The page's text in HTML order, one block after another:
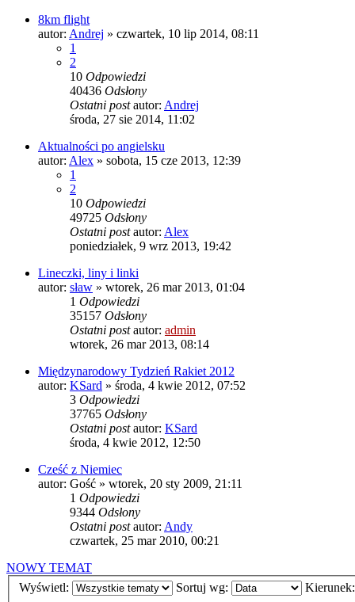
8km flight
autor: Andrej » czwartek, 10 lip 2014, 08:11
1
2
10 Odpowiedzi
40436 Odsłony
Ostatni postautor: Andrej
środa, 27 sie 2014, 11:02
Aktualności po angielsku
autor: Alex » sobota, 15 cze 2013, 12:39
1
2
10 Odpowiedzi
49725 Odsłony
Ostatni postautor: Alex
poniedziałek, 9 wrz 2013, 19:42
Lineczki, liny i linki
autor: sław » wtorek, 26 mar 2013, 01:04
1 Odpowiedzi
35157 Odsłony
Ostatni postautor: admin
wtorek, 26 mar 2013, 08:14
Międzynarodowy Tydzień Rakiet 2012
autor: KSard » środa, 4 kwie 2012, 07:52
3 Odpowiedzi
37765 Odsłony
Ostatni postautor: KSard
środa, 4 kwie 2012, 12:50
Cześć z Niemiec
autor: Gość » wtorek, 20 sty 2009, 21:11
1 Odpowiedzi
9344 Odsłony
Ostatni postautor: Andy
czwartek, 25 mar 2010, 00:21
NOWY TEMAT
Wyświetl:
Sortuj wg: